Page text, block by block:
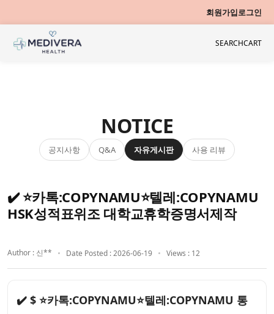
회원가입로그인
SEARCHCART
NOTICE
공지사항 Q&A 자유게시판 사용 리뷰
✔️ ⭐카톡:COPYNAMU⭐텔레:COPYNAMU
HSK성적표위조 대학교휴학증명서제작
Author : 신** Date Posted : 2026-06-19 Views : 12
✔️ $ ⭐카톡:COPYNAMU⭐텔레:COPYNAMU 통